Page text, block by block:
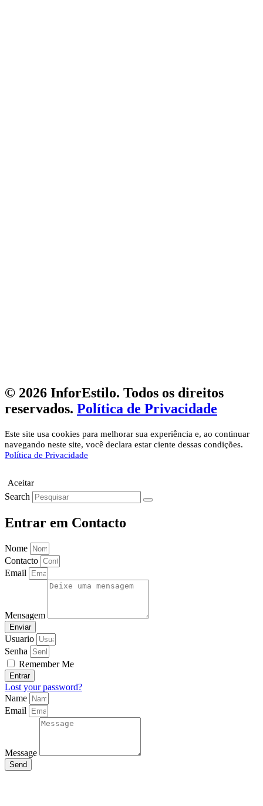
© 2026 InforEstilo. Todos os direitos
reservados. Política de Privacidade
Este site usa cookies para melhorar sua experiência e, ao continuar
navegando neste site, você declara estar ciente dessas condições.
Política de Privacidade
Aceitar
Search
Entrar em Contacto
Nome
Contacto
Email
Mensagem
Enviar
Usuario
Senha
Remember Me
Entrar
Lost your password?
Name
Email
Message
Send